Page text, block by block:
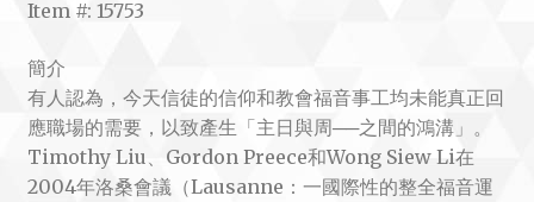
Item #: 15753
簡介
有人認為，今天信徒的信仰和教會福音事工均未能真正回
應職場的需要，以致產生「主日與周──之間的鴻溝」。
Timothy Liu、Gordon Preece和Wong Siew Li在
2004年洛桑會議（Lausanne：一國際性的整全福音運